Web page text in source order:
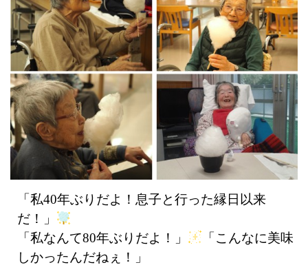
「私40年ぶりだよ！息子と行った縁日以来
だ！」
「私なんて80年ぶりだよ！」
「こんなに美味
しかったんだねぇ！」